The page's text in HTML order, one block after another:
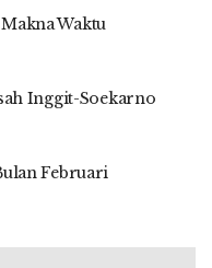
Waktu
Inggit-Soekarno
Februari